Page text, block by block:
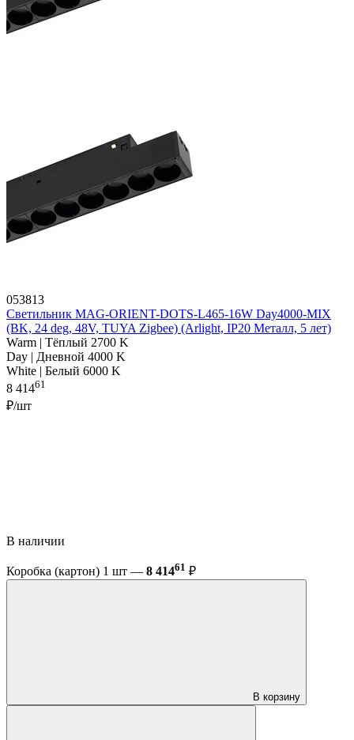
053813
Светильник MAG-ORIENT-DOTS-L465-16W Day4000-MIX
(BK, 24 deg, 48V, TUYA Zigbee) (Arlight, IP20 Металл, 5 лет)
Warm | Тёплый 2700 K
Day | Дневной 4000 K
White | Белый 6000 K
8 41461
₽/шт
В наличии
Коробка (картон) 1 шт — 8 41461 ₽
В корзину